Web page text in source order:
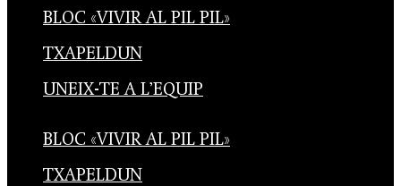
BLOC «VIVIR AL PIL PIL»
TXAPELDUN
UNEIX-TE A L’EQUIP
BLOC «VIVIR AL PIL PIL»
TXAPELDUN